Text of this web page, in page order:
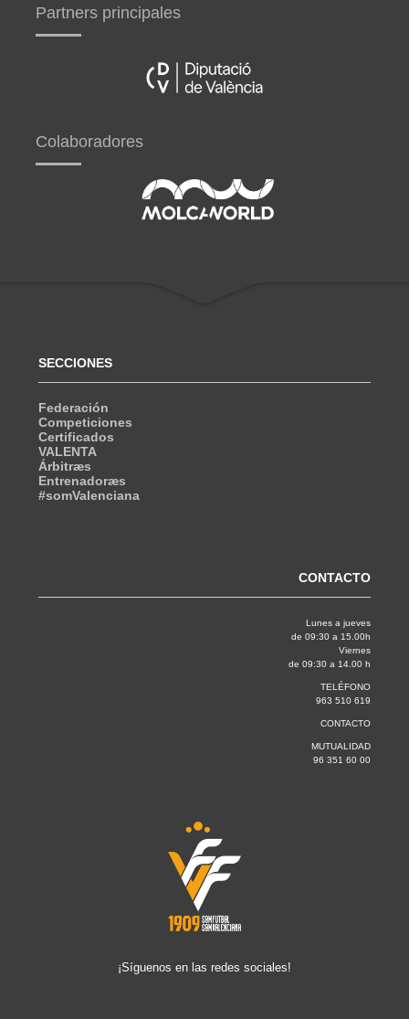
Partners principales
Colaboradores
SECCIONES
Federación
Competiciones
Certificados
VALENTA
Árbitræs
Entrenadoræs
#somValenciana
CONTACTO
Lunes a jueves
de 09:30 a 15.00h
Viernes
de 09:30 a 14.00 h
TELÉFONO
963 510 619
CONTACTO
MUTUALIDAD
96 351 60 00
¡Síguenos en las redes sociales!